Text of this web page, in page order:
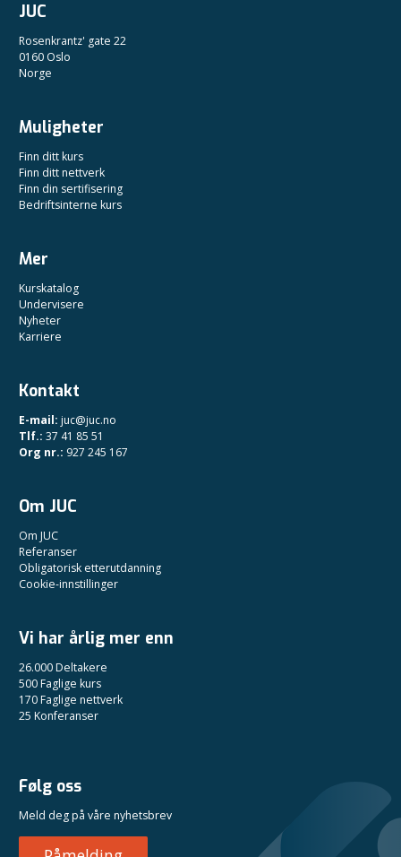
JUC
Rosenkrantz' gate 22
0160 Oslo
Norge
Muligheter
Finn ditt kurs
Finn ditt nettverk
Finn din sertifisering
Bedriftsinterne kurs
Mer
Kurskatalog
Undervisere
Nyheter
Karriere
Kontakt
E-mail: juc@juc.no
Tlf.: 37 41 85 51
Org nr.: 927 245 167
Om JUC
Om JUC
Referanser
Obligatorisk etterutdanning
Cookie-innstillinger
Vi har årlig mer enn
26.000 Deltakere
500 Faglige kurs
170 Faglige nettverk
25 Konferanser
Følg oss
Meld deg på våre nyhetsbrev